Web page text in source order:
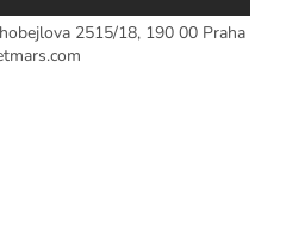
2515/18, 190 00 Praha